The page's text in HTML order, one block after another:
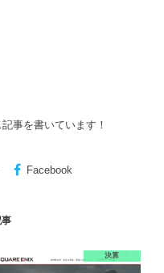
事を書いています！
Facebook
決算